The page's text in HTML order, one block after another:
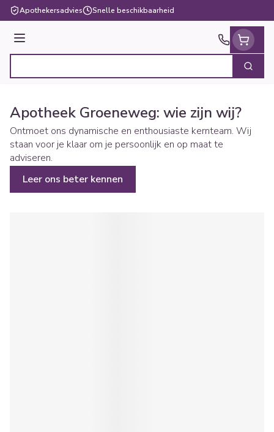
Ga naar de inhoud
Apothekersadvies Snelle beschikbaarheid
Menu
Zoek
Apotheek Groeneweg: wie zijn wij?
Ontmoet ons dynamische en enthousiaste kernteam. Wij
staan voor je klaar om je persoonlijk en op maat te
adviseren.
Leer ons beter kennen